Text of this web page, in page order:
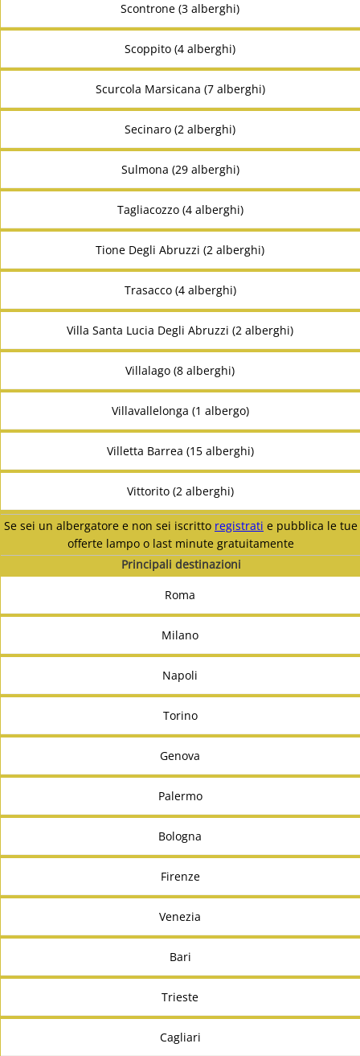
Scontrone (3 alberghi)
Scoppito (4 alberghi)
Scurcola Marsicana (7 alberghi)
Secinaro (2 alberghi)
Sulmona (29 alberghi)
Tagliacozzo (4 alberghi)
Tione Degli Abruzzi (2 alberghi)
Trasacco (4 alberghi)
Villa Santa Lucia Degli Abruzzi (2 alberghi)
Villalago (8 alberghi)
Villavallelonga (1 albergo)
Villetta Barrea (15 alberghi)
Vittorito (2 alberghi)
Se sei un albergatore e non sei iscritto registrati e pubblica le tue
offerte lampo o last minute gratuitamente
Principali destinazioni
Roma
Milano
Napoli
Torino
Genova
Palermo
Bologna
Firenze
Venezia
Bari
Trieste
Cagliari